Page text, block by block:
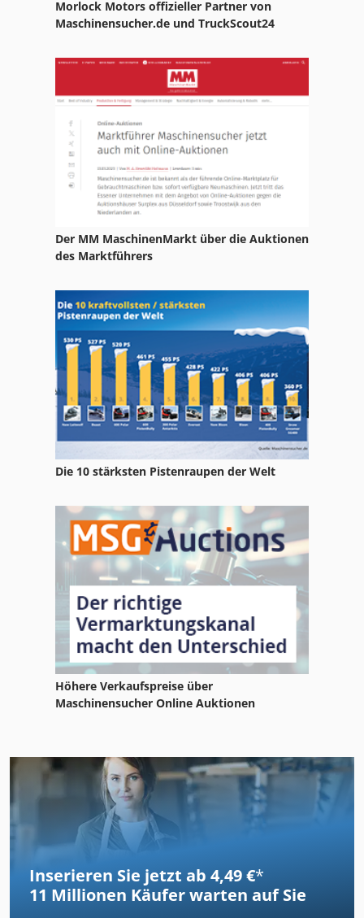
Morlock Motors offizieller Partner von
Maschinensucher.de und TruckScout24
Der MM MaschinenMarkt über die Auktionen
des Marktführers
Die 10 stärksten Pistenraupen der Welt
Höhere Verkaufspreise über
Maschinensucher Online Auktionen
Inserieren Sie jetzt ab 4,49 €*
11 Millionen Käufer warten auf Sie